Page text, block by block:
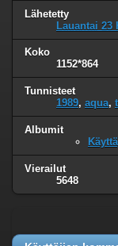
Lähetetty
Lauantai 23
Koko
1152*864
Tunnisteet
1989, aqua,
Albumit
Vierailut
5648